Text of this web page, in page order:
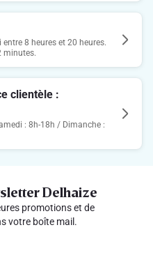
8 heures et 20 heures.
minutes.
clientèle :
: 8h-18h / Dimanche :
Delhaize
promotions et de
votre boîte mail.